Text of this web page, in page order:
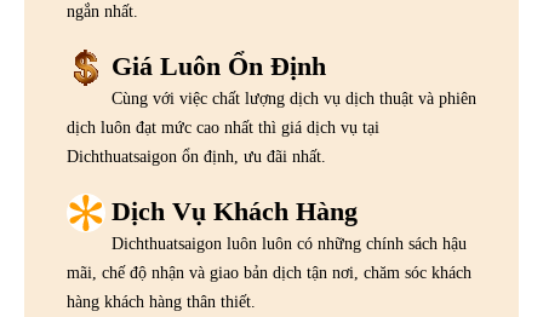
ngắn nhất.
Giá Luôn Ổn Định
Cùng với việc chất lượng dịch vụ dịch thuật và phiên
dịch luôn đạt mức cao nhất thì giá dịch vụ tại
Dichthuatsaigon ổn định, ưu đãi nhất.
Dịch Vụ Khách Hàng
Dichthuatsaigon luôn luôn có những chính sách hậu
mãi, chế độ nhận và giao bản dịch tận nơi, chăm sóc khách
hàng khách hàng thân thiết.